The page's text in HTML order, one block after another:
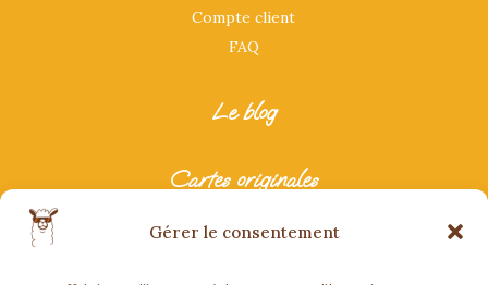
Gérer le consentement
Compte client
FAQ
Le blog
Cartes originales